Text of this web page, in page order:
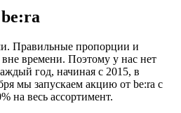
Правильные пропорции и
времени. Поэтому у нас нет
год, начиная с 2015, в
мы запускаем акцию от be:ra с
на весь ассортимент.